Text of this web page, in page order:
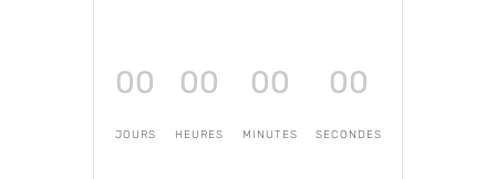
00
JOURS
00
HEURES
00
MINUTES
00
SECONDES